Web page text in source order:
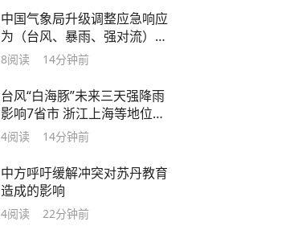
中国气象局升级调整应急响应
为（台风、暴雨、强对流）三
级！
8阅读 14分钟前
台风“白海豚”未来三天强降雨
影响7省市 浙江上海等地位于
台风危险半圆
4阅读 14分钟前
中方呼吁缓解冲突对苏丹教育
造成的影响
4阅读 22分钟前